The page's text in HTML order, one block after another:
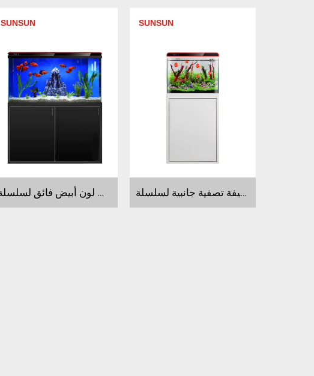
SUNSUN
موردون لحوض أسماك عالي الجودة ذات لون أبيض فائق لسلسلةHEZ
SUNSUN
موردون لحوض أسماك بوظيفة تصفية جانبية لسلسلة HE